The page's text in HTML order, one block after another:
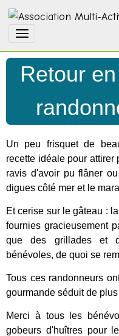
Retour
Un peu frisquet de
recette idéale pour attirer
ravis d'avoir pu flâner
digues côté mer et le
Et cerise sur le gâteau :
fournies gracieusement
que des grillades et
bénévoles, de quoi se
Tous ces randonneurs
gourmande séduit de
Merci à tous les
gobeurs d'huîtres pour